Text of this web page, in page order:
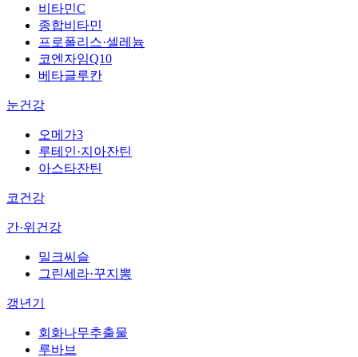
비타민C
종합비타민
프로폴리스·셀레늄
코엔자임Q10
베타글루칸
눈건강
오메가3
루테인·지아잔틴
아스타잔틴
코건강
간·위건강
밀크씨슬
그린세라·꾸지뽕
갱년기
회화나무추출물
루바브